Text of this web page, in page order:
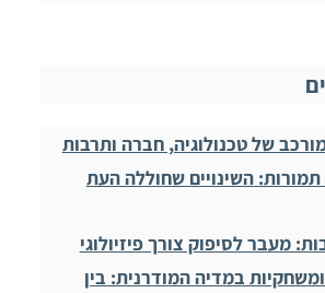
של טכנולוגיה, חברה ותרבות
תמורות: השינויים שחוללה העת
מעבר לסיפוק צורך פיזיולוגי
במדיה המודרנית: בין